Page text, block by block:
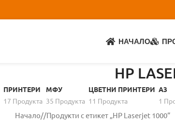
НАЧАЛО
HP
ПРИНТЕРИ
17 Продуктa
МФУ
35 Продуктa
ЦВЕТНИ ПРИНТЕРИ
11 Продуктa
A3
1
Начало/ Продукти с етикет „HP Laserjet 1000“